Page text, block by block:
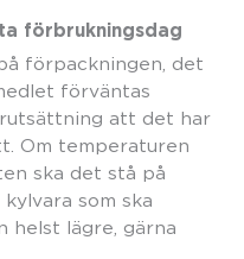
förbrukningsdag
förpackningen, det
förväntas
att det har
Om temperaturen
ska det stå på
som ska
helst lägre, gärna